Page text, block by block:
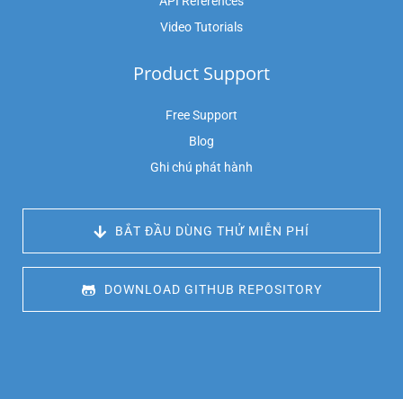
Video Tutorials
Product Support
Free Support
Blog
Ghi chú phát hành
BẮT ĐẦU DÙNG THỬ MIỄN PHÍ
DOWNLOAD GITHUB REPOSITORY